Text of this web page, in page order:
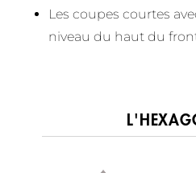
Les coupes courtes
niveau du haut du